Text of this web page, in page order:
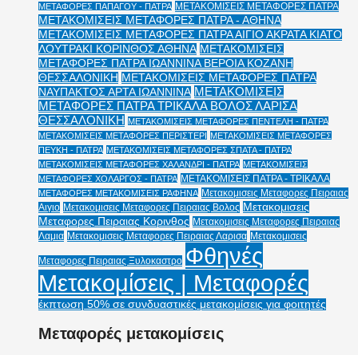
ΜΕΤΑΦΟΡΕΣ ΠΑΠΑΓΟΥ - ΠΑΤΡΑ ΜΕΤΑΚΟΜΙΣΕΙΣ ΜΕΤΑΦΟΡΕΣ ΠΑΤΡΑ
ΜΕΤΑΚΟΜΙΣΕΙΣ ΜΕΤΑΦΟΡΕΣ ΠΑΤΡΑ - ΑΘΗΝΑ
ΜΕΤΑΚΟΜΙΣΕΙΣ ΜΕΤΑΦΟΡΕΣ ΠΑΤΡΑ ΑΙΓΙΟ ΑΚΡΑΤΑ ΚΙΑΤΟ
ΛΟΥΤΡΑΚΙ ΚΟΡΙΝΘΟΣ ΑΘΗΝΑ ΜΕΤΑΚΟΜΙΣΕΙΣ
ΜΕΤΑΦΟΡΕΣ ΠΑΤΡΑ ΙΩΑΝΝΙΝΑ ΒΕΡΟΙΑ ΚΟΖΑΝΗ
ΘΕΣΣΑΛΟΝΙΚΗ ΜΕΤΑΚΟΜΙΣΕΙΣ ΜΕΤΑΦΟΡΕΣ ΠΑΤΡΑ
ΝΑΥΠΑΚΤΟΣ ΑΡΤΑ ΙΩΑΝΝΙΝΑ ΜΕΤΑΚΟΜΙΣΕΙΣ
ΜΕΤΑΦΟΡΕΣ ΠΑΤΡΑ ΤΡΙΚΑΛΑ ΒΟΛΟΣ ΛΑΡΙΣΑ
ΘΕΣΣΑΛΟΝΙΚΗ ΜΕΤΑΚΟΜΙΣΕΙΣ ΜΕΤΑΦΟΡΕΣ ΠΕΝΤΕΛΗ - ΠΑΤΡΑ
ΜΕΤΑΚΟΜΙΣΕΙΣ ΜΕΤΑΦΟΡΕΣ ΠΕΡΙΣΤΕΡΙ
ΜΕΤΑΚΟΜΙΣΕΙΣ ΜΕΤΑΦΟΡΕΣ
ΠΕΥΚΗ - ΠΑΤΡΑ ΜΕΤΑΚΟΜΙΣΕΙΣ ΜΕΤΑΦΟΡΕΣ ΣΠΑΤΑ - ΠΑΤΡΑ
ΜΕΤΑΚΟΜΙΣΕΙΣ ΜΕΤΑΦΟΡΕΣ ΧΑΛΑΝΔΡΙ - ΠΑΤΡΑ ΜΕΤΑΚΟΜΙΣΕΙΣ
ΜΕΤΑΦΟΡΕΣ ΧΟΛΑΡΓΟΣ - ΠΑΤΡΑ ΜΕΤΑΚΟΜΙΣΕΙΣ ΠΑΤΡΑ - ΤΡΙΚΑΛΑ
ΜΕΤΑΦΟΡΕΣ ΜΕΤΑΚΟΜΙΣΕΙΣ ΡΑΦΗΝΑ Μετακομισεις Μεταφορες Πειραιας
Αιγιο Μετακομισεις Μεταφορες Πειραιας Βολος Μετακομισεις
Μεταφορες Πειραιας Κορινθος Μετακομισεις Μεταφορες Πειραιας
Λαμια Μετακομισεις Μεταφορες Πειραιας Λαρισα Μετακομισεις
Μεταφορες Πειραιας Ξυλοκαστρο Φθηνές
Μετακομίσεις | Μεταφορές
έκπτωση 50% σε συνδυαστικές μετακομίσεις για φοιτητές
Μεταφορές μετακομίσεις